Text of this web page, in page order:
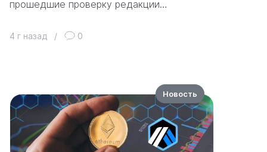
прошедшие проверку редакции…
4 г назад / 0
Новость